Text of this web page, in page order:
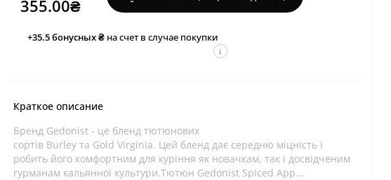
355.00₴
+35.5бонусных ₴на счет в случае покупки
i
Краткое описание
Бренд Gedonist - це бленд тютюнових
сортів Burley та Gold Virginia. Цей бленд дає середню міцність і
робить його комфортним для куріння як новачкам, так і досвідченим
гурманам кальянної культури.Тютюн Gedonist Spiced App...